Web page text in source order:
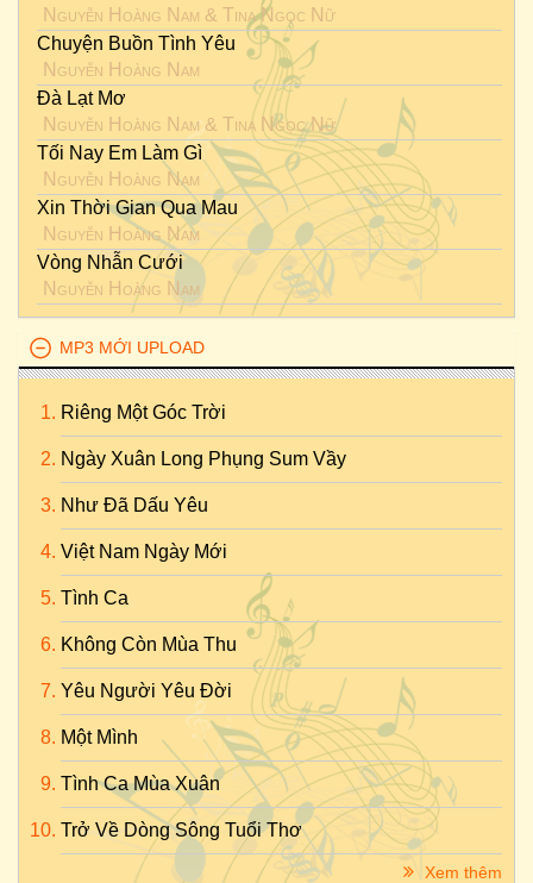
Nguyễn Hoàng Nam & Tina Ngọc Nữ
Chuyện Buồn Tình Yêu
Nguyễn Hoàng Nam
Đà Lạt Mơ
Nguyễn Hoàng Nam & Tina Ngọc Nữ
Tối Nay Em Làm Gì
Nguyễn Hoàng Nam
Xin Thời Gian Qua Mau
Nguyễn Hoàng Nam
Vòng Nhẫn Cưới
Nguyễn Hoàng Nam
MP3 MỚI UPLOAD
Riêng Một Góc Trời
Ngày Xuân Long Phụng Sum Vầy
Như Đã Dấu Yêu
Việt Nam Ngày Mới
Tình Ca
Không Còn Mùa Thu
Yêu Người Yêu Đời
Một Mình
Tình Ca Mùa Xuân
Trở Về Dòng Sông Tuổi Thơ
Xem thêm